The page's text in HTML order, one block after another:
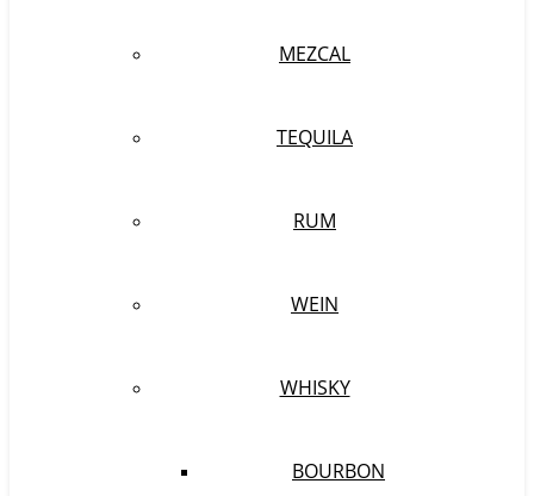
MEZCAL
TEQUILA
RUM
WEIN
WHISKY
BOURBON